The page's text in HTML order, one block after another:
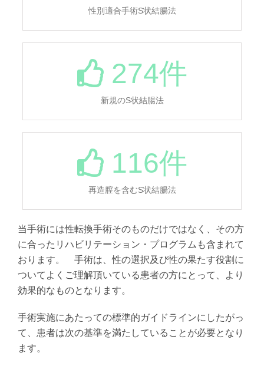
性別適合手術S状結腸法
274件
新規のS状結腸法
116件
再造膣を含むS状結腸法
当手術には性転換手術そのものだけではなく、その方
に合ったリハビリテーション・プログラムも含まれて
おります。 手術は、性の選択及び性の果たす役割に
ついてよくご理解頂いている患者の方にとって、より
効果的なものとなります。
手術実施にあたっての標準的ガイドラインにしたがっ
て、患者は次の基準を満たしていることが必要となり
ます。